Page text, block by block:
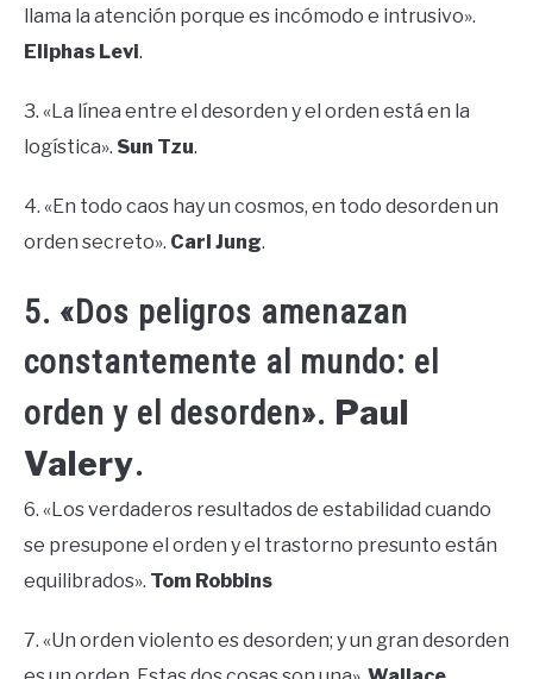
llama la atención porque es incómodo e intrusivo».
Eliphas Levi.
3. «La línea entre el desorden y el orden está en la
logística». Sun Tzu.
4. «En todo caos hay un cosmos, en todo desorden un
orden secreto». Carl Jung.
5. «Dos peligros amenazan
constantemente al mundo: el
orden y el desorden». Paul
Valery.
6. «Los verdaderos resultados de estabilidad cuando
se presupone el orden y el trastorno presunto están
equilibrados». Tom Robbins
7. «Un orden violento es desorden; y un gran desorden